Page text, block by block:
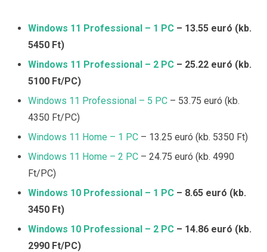
Windows 11 Professional – 1 PC – 13.55 euró (kb.
5450 Ft)
Windows 11 Professional – 2 PC – 25.22 euró (kb.
5100 Ft/PC)
Windows 11 Professional – 5 PC – 53.75 euró (kb.
4350 Ft/PC)
Windows 11 Home – 1 PC – 13.25 euró (kb. 5350 Ft)
Windows 11 Home – 2 PC – 24.75 euró (kb. 4990
Ft/PC)
Windows 10 Professional – 1 PC – 8.65 euró (kb.
3450 Ft)
Windows 10 Professional – 2 PC – 14.86 euró (kb.
2990 Ft/PC)